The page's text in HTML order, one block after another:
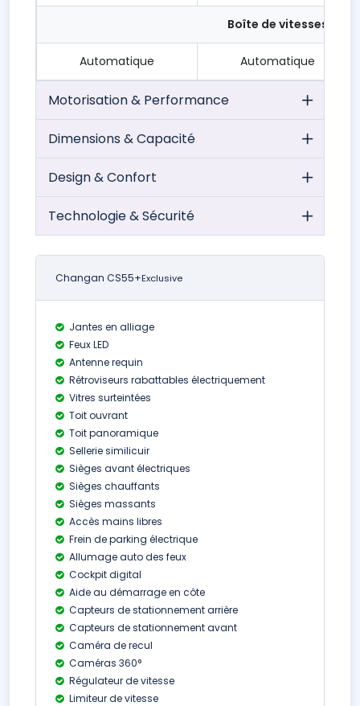
Boîte de vitesses
Automatique Automatique
Motorisation & Performance
Dimensions & Capacité
Design & Confort
Technologie & Sécurité
Changan CS55+Exclusive
Jantes en alliage
Feux LED
Antenne requin
Rétroviseurs rabattables électriquement
Vitres surteintées
Toit ouvrant
Toit panoramique
Sellerie similicuir
Sièges avant électriques
Sièges chauffants
Sièges massants
Accès mains libres
Frein de parking électrique
Allumage auto des feux
Cockpit digital
Aide au démarrage en côte
Capteurs de stationnement arrière
Capteurs de stationnement avant
Caméra de recul
Caméras 360°
Régulateur de vitesse
Limiteur de vitesse